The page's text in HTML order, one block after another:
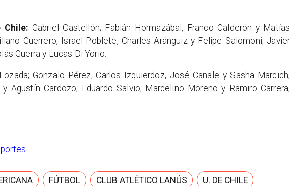
Chile: Gabriel Castellón; Fabián Hormazábal, Franco Calderón y Matías
Guerrero, Israel Poblete, Charles Aránguiz y Felipe Salomoni; Javier
Guerra y Lucas Di Yorio.
Gonzalo Pérez, Carlos Izquierdoz, José Canale y Sasha Marcich;
Agustín Cardozo; Eduardo Salvio, Marcelino Moreno y Ramiro Carrera;
FÚTBOL CLUB ATLÉTICO LANÚS U. DE CHILE